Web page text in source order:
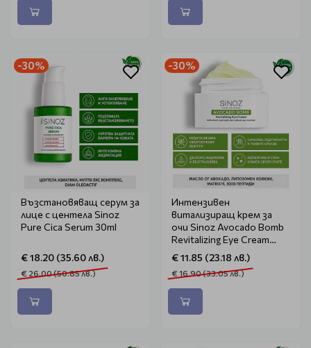
-30%
Възстановяващ серум за
лице с центела Sinoz
Pure Cica Serum 30ml
€ 18.20 (35.60 лв.)
€ 26.00 (50.85 лв.)
-30%
Интензивен
витализиращ крем за
очи Sinoz Avocado Bomb
Revitalizing Eye Cream
15ml
€ 11.85 (23.18 лв.)
€ 16.90 (33.05 лв.)